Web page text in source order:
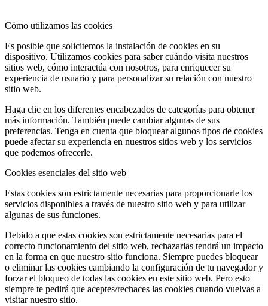
Cómo utilizamos las cookies
Es posible que solicitemos la instalación de cookies en su
dispositivo. Utilizamos cookies para saber cuándo visita nuestros
sitios web, cómo interactúa con nosotros, para enriquecer su
experiencia de usuario y para personalizar su relación con nuestro
sitio web.
Haga clic en los diferentes encabezados de categorías para obtener
más información. También puede cambiar algunas de sus
preferencias. Tenga en cuenta que bloquear algunos tipos de cookies
puede afectar su experiencia en nuestros sitios web y los servicios
que podemos ofrecerle.
Cookies esenciales del sitio web
Estas cookies son estrictamente necesarias para proporcionarle los
servicios disponibles a través de nuestro sitio web y para utilizar
algunas de sus funciones.
Debido a que estas cookies son estrictamente necesarias para el
correcto funcionamiento del sitio web, rechazarlas tendrá un impacto
en la forma en que nuestro sitio funciona. Siempre puedes bloquear
o eliminar las cookies cambiando la configuración de tu navegador y
forzar el bloqueo de todas las cookies en este sitio web. Pero esto
siempre te pedirá que aceptes/rechaces las cookies cuando vuelvas a
visitar nuestro sitio.